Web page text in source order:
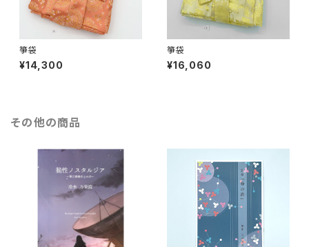
箏袋
¥14,300
箏袋
¥16,060
その他の商品